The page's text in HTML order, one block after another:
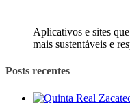
Aplicativos e sites
mais sustentáveis e
Posts recentes